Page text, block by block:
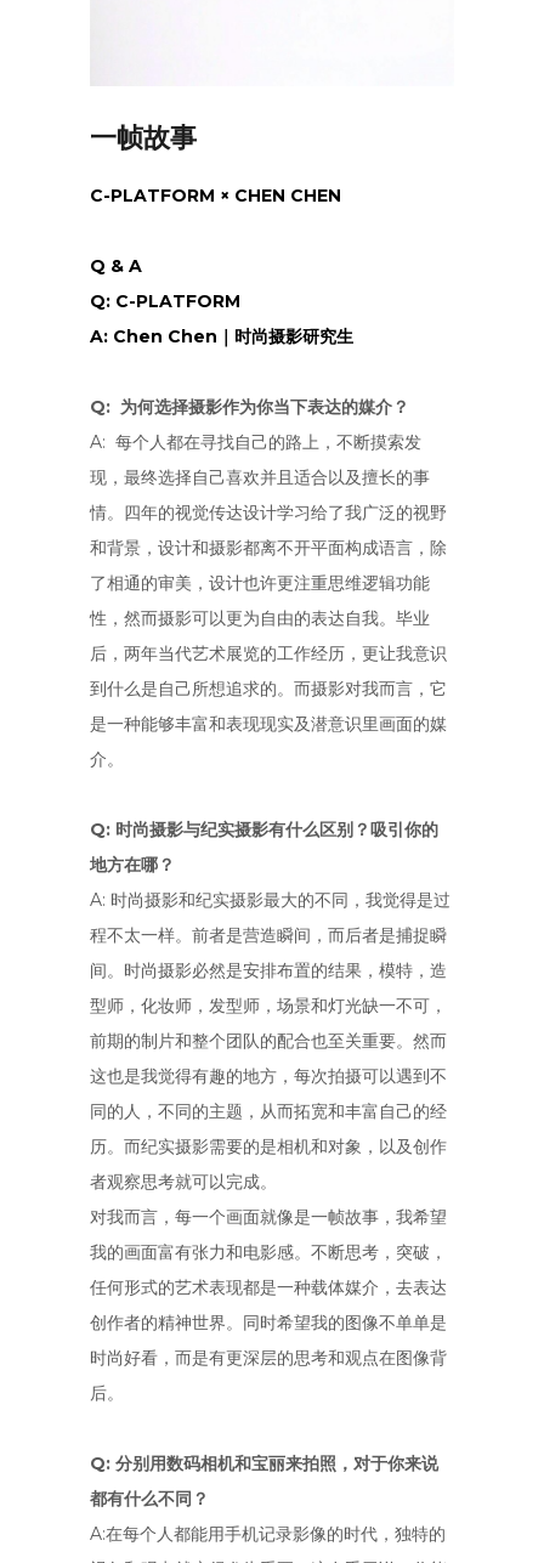
一帧故事
C-PLATFORM × CHEN CHEN
Q & A
Q: C-PLATFORM
A: Chen Chen｜时尚摄影研究生
Q: 为何选择摄影作为你当下表达的媒介？
A: 每个人都在寻找自己的路上，不断摸索发
现，最终选择自己喜欢并且适合以及擅长的事
情。四年的视觉传达设计学习给了我广泛的视野
和背景，设计和摄影都离不开平面构成语言，除
了相通的审美，设计也许更注重思维逻辑功能
性，然而摄影可以更为自由的表达自我。毕业
后，两年当代艺术展览的工作经历，更让我意识
到什么是自己所想追求的。而摄影对我而言，它
是一种能够丰富和表现现实及潜意识里画面的媒
介。
Q: 时尚摄影与纪实摄影有什么区别？吸引你的
地方在哪？
A: 时尚摄影和纪实摄影最大的不同，我觉得是过
程不太一样。前者是营造瞬间，而后者是捕捉瞬
间。时尚摄影必然是安排布置的结果，模特，造
型师，化妆师，发型师，场景和灯光缺一不可，
前期的制片和整个团队的配合也至关重要。然而
这也是我觉得有趣的地方，每次拍摄可以遇到不
同的人，不同的主题，从而拓宽和丰富自己的经
历。而纪实摄影需要的是相机和对象，以及创作
者观察思考就可以完成。
对我而言，每一个画面就像是一帧故事，我希望
我的画面富有张力和电影感。不断思考，突破，
任何形式的艺术表现都是一种载体媒介，去表达
创作者的精神世界。同时希望我的图像不单单是
时尚好看，而是有更深层的思考和观点在图像背
后。
Q: 分别用数码相机和宝丽来拍照，对于你来说
都有什么不同？
A:在每个人都能用手机记录影像的时代，独特的